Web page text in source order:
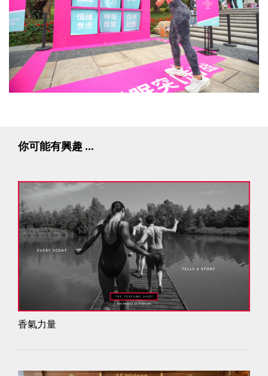
你可能有興趣 ...
香氣力量